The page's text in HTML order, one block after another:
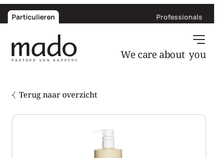
Particulieren Professionals
We care about you
Terug naar overzicht